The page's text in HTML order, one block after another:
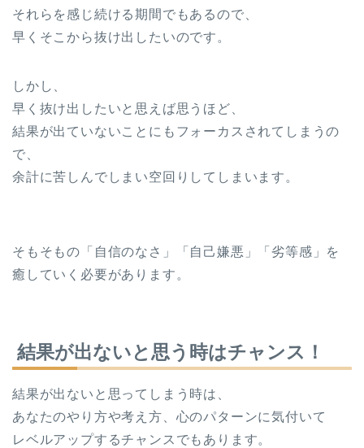
それらを感じ続ける期間でもあるので、
早くそこから抜け出したいのです。
しかし、
早く抜け出したいと思えば思うほど、
結果が出ていないことにもフォーカスされてしまうの
で、
余計に苦しんでしまい空回りしてしまいます。
そもそもの「自信のなさ」「自己嫌悪」「劣等感」を
癒していく必要があります。
結果が出ないと思う時はチャンス！
結果が出ないと思ってしまう時は、
あなたのやり方や考え方、心のパターンに気付いて
レベルアップするチャンスでもあります。